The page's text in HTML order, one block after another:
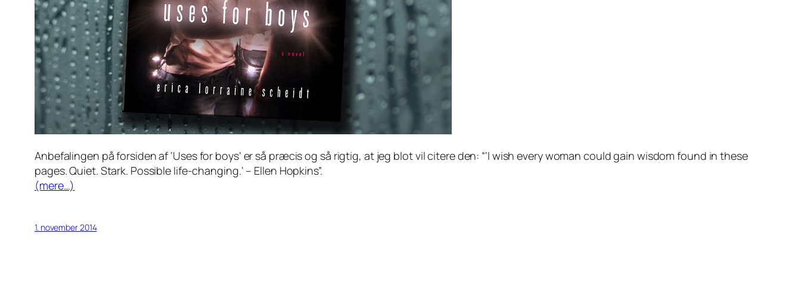
Anbefalingen på forsiden af ‘Uses for boys’ er så præcis og så rigtig, at jeg blot vil citere den: “‘I wish every woman could gain wisdom found in these
pages. Quiet. Stark. Possible life-changing.’ – Ellen Hopkins”.
(mere…)
1. november 2014